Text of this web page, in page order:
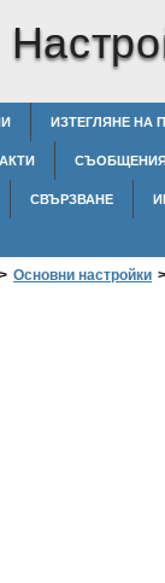
ИЗТЕГЛЯНЕ НА
СВЪРЗВАНЕ
> Основни настройки >